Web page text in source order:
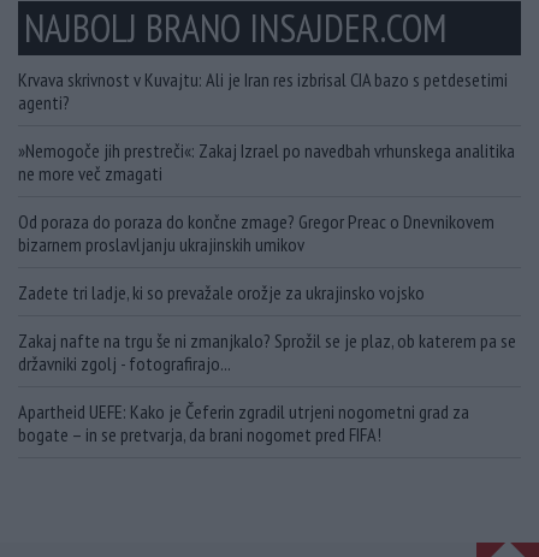
NAJBOLJ BRANO INSAJDER.COM
Krvava skrivnost v Kuvajtu: Ali je Iran res izbrisal CIA bazo s petdesetimi
agenti?
»Nemogoče jih prestreči«: Zakaj Izrael po navedbah vrhunskega analitika
ne more več zmagati
Od poraza do poraza do končne zmage? Gregor Preac o Dnevnikovem
bizarnem proslavljanju ukrajinskih umikov
Zadete tri ladje, ki so prevažale orožje za ukrajinsko vojsko
Zakaj nafte na trgu še ni zmanjkalo? Sprožil se je plaz, ob katerem pa se
državniki zgolj - fotografirajo...
Apartheid UEFE: Kako je Čeferin zgradil utrjeni nogometni grad za
bogate – in se pretvarja, da brani nogomet pred FIFA!